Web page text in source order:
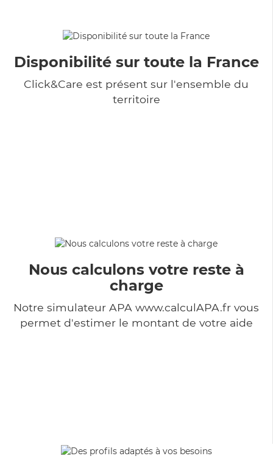
Disponibilité sur toute la France
Click&Care est présent sur l'ensemble du
territoire
Nous calculons votre reste à
charge
Notre simulateur APA www.calculAPA.fr vous
permet d'estimer le montant de votre aide